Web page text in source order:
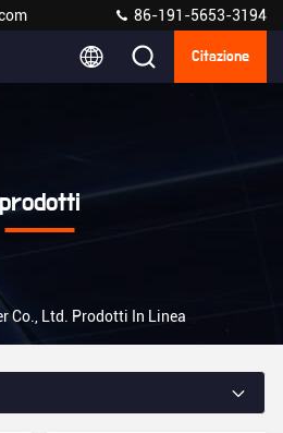
86-191-5653-3194
Citazione
prodotti
Co., Ltd. Prodotti In Linea